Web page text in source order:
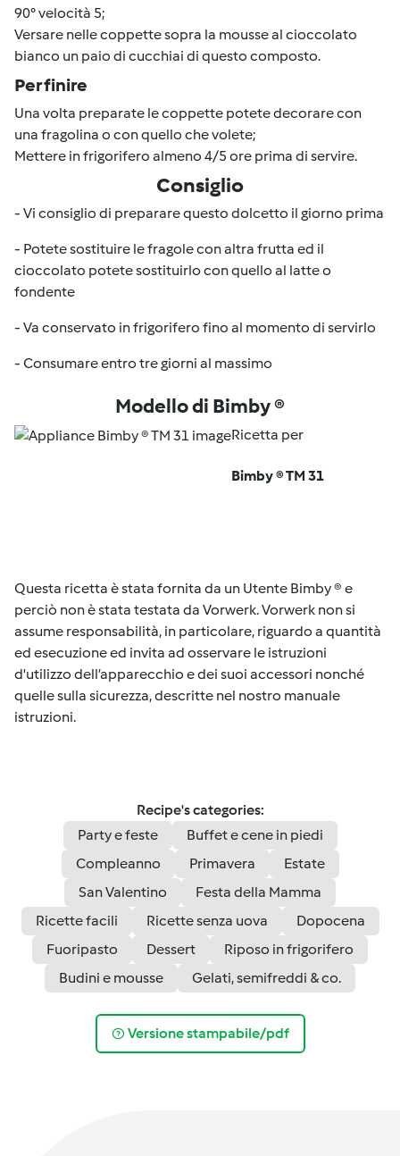
90° velocità 5;
Versare nelle coppette sopra la mousse al cioccolato
bianco un paio di cucchiai di questo composto.
Per finire
Una volta preparate le coppette potete decorare con
una fragolina o con quello che volete;
Mettere in frigorifero almeno 4/5 ore prima di servire.
Consiglio
- Vi consiglio di preparare questo dolcetto il giorno prima
- Potete sostituire le fragole con altra frutta ed il
cioccolato potete sostituirlo con quello al latte o
fondente
- Va conservato in frigorifero fino al momento di servirlo
- Consumare entro tre giorni al massimo
Modello di Bimby ®
Ricetta per
Bimby ® TM 31
Questa ricetta è stata fornita da un Utente Bimby ® e
perciò non è stata testata da Vorwerk. Vorwerk non si
assume responsabilità, in particolare, riguardo a quantità
ed esecuzione ed invita ad osservare le istruzioni
d'utilizzo dell’apparecchio e dei suoi accessori nonché
quelle sulla sicurezza, descritte nel nostro manuale
istruzioni.
Recipe's categories:
Party e feste
Buffet e cene in piedi
Compleanno
Primavera
Estate
San Valentino
Festa della Mamma
Ricette facili
Ricette senza uova
Dopocena
Fuoripasto
Dessert
Riposo in frigorifero
Budini e mousse
Gelati, semifreddi & co.
Versione stampabile/pdf